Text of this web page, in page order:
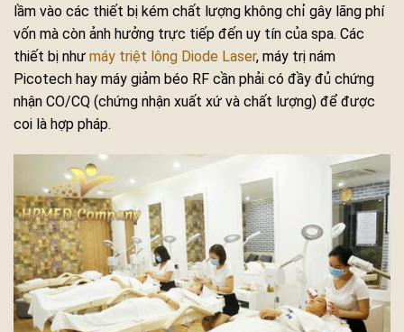
lầm vào các thiết bị kém chất lượng không chỉ gây lãng phí
vốn mà còn ảnh hưởng trực tiếp đến uy tín của spa. Các
thiết bị như máy triệt lông Diode Laser, máy trị nám
Picotech hay máy giảm béo RF cần phải có đầy đủ chứng
nhận CO/CQ (chứng nhận xuất xứ và chất lượng) để được
coi là hợp pháp.